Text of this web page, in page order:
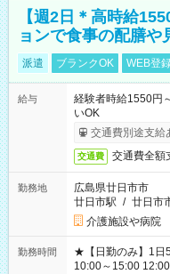
【週2日＊高時給
ョンで食事の配膳や
派遣 ブランクOK WEB登
給与
経験者時給1550
いOK
交通費別途支給
交通費 交通費全額
勤務地
広島県廿日市市
廿日市駅 / 廿日市
介護施設や病院
勤務時間
★【日勤のみ】1日5時間～OK！ ≪
10:00～15:00